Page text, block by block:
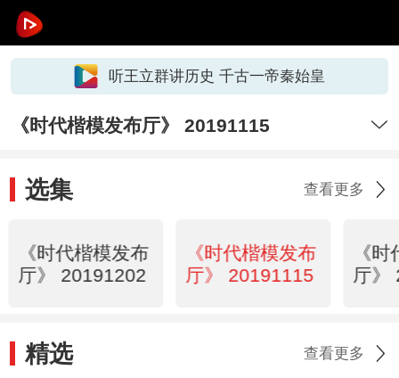
听王立群讲历史 千古一帝秦始皇
《时代楷模发布厅》 20191115
选集 查看更多
《时代楷模发布
厅》 20191202
《时代楷模发布
厅》 20191115
《
厅》
精选 查看更多